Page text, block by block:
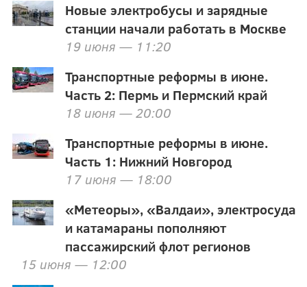
Новые электробусы и зарядные
станции начали работать в Москве
19 июня — 11:20
Транспортные реформы в июне.
Часть 2: Пермь и Пермский край
18 июня — 20:00
Транспортные реформы в июне.
Часть 1: Нижний Новгород
17 июня — 18:00
«Метеоры», «Валдаи», электросуда
и катамараны пополняют
пассажирский флот регионов
15 июня — 12:00